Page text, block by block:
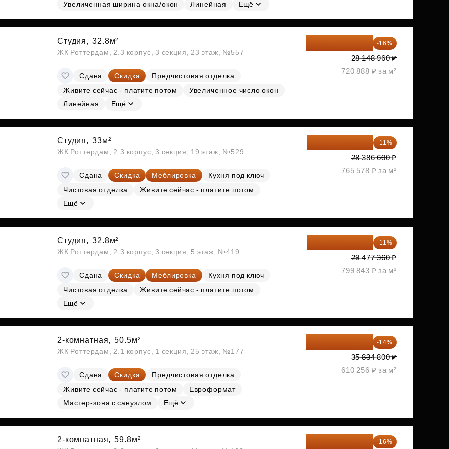
СубсидииУвеличенная ширина окна/окон
Линейная Ещё
Студия, 32.8м²
ЖК Роттердам, 2.3 корпус, 3 секция, 23 этаж, №557
Сдана Скидка
Предчистовая отделка
Живите сейчас - платите потом
Увеличенное число окон
Линейная
Ещё
-16%
28 148 960 ₽
720 888 ₽ за м²
Студия, 33м²
ЖК Роттердам, 2.3 корпус, 3 секция, 19 этаж, №529
Сдана Скидка Меблировка
Кухня под ключ
Чистовая отделка
Живите сейчас - платите потом
Ещё
-11%
28 386 600 ₽
765 578 ₽ за м²
Студия, 32.8м²
ЖК Роттердам, 2.3 корпус, 3 секция, 5 этаж, №419
Сдана Скидка Меблировка
Кухня под ключ
Чистовая отделка
Живите сейчас - платите потом
Ещё
-11%
29 477 360 ₽
799 843 ₽ за м²
2-комнатная, 50.5м²
ЖК Роттердам, 2.1 корпус, 1 секция, 25 этаж, №177
Сдана Скидка
Предчистовая отделка
Живите сейчас - платите потом
Евроформат
Мастер-зона с санузлом
Ещё
-14%
35 834 800 ₽
610 256 ₽ за м²
2-комнатная, 59.8м² -16%